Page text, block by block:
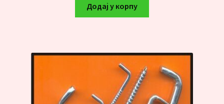
Додај у корпу